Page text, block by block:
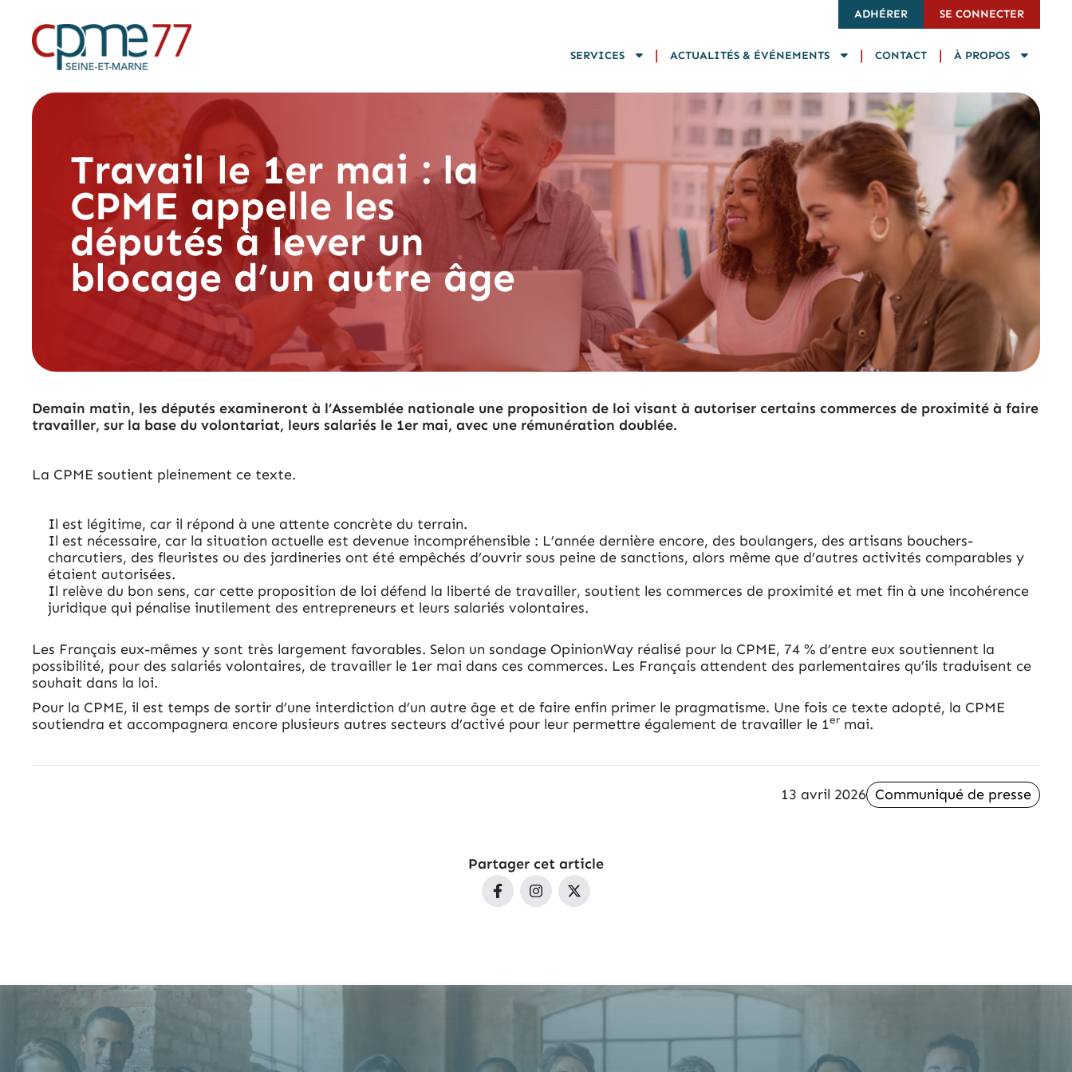
ADHÉRER SE CONNECTER
SERVICES | ACTUALITÉS & ÉVÉNEMENTS | CONTACT | À PROPOS
Travail le 1er mai : la
CPME appelle les
députés à lever un
blocage d’un autre âge
Demain matin, les députés examineront à l’Assemblée nationale une proposition de loi visant à autoriser certains commerces de proximité à faire
travailler, sur la base du volontariat, leurs salariés le 1er mai, avec une rémunération doublée.
La CPME soutient pleinement ce texte.
Il est légitime, car il répond à une attente concrète du terrain.
Il est nécessaire, car la situation actuelle est devenue incompréhensible : L’année dernière encore, des boulangers, des artisans bouchers-
charcutiers, des fleuristes ou des jardineries ont été empêchés d’ouvrir sous peine de sanctions, alors même que d’autres activités comparables y
étaient autorisées.
Il relève du bon sens, car cette proposition de loi défend la liberté de travailler, soutient les commerces de proximité et met fin à une incohérence
juridique qui pénalise inutilement des entrepreneurs et leurs salariés volontaires.
Les Français eux-mêmes y sont très largement favorables. Selon un sondage OpinionWay réalisé pour la CPME, 74 % d’entre eux soutiennent la
possibilité, pour des salariés volontaires, de travailler le 1er mai dans ces commerces. Les Français attendent des parlementaires qu’ils traduisent ce
souhait dans la loi.
Pour la CPME, il est temps de sortir d’une interdiction d’un autre âge et de faire enfin primer le pragmatisme. Une fois ce texte adopté, la CPME
soutiendra et accompagnera encore plusieurs autres secteurs d’activé pour leur permettre également de travailler le 1er mai.
13 avril 2026 Communiqué de presse
Partager cet article